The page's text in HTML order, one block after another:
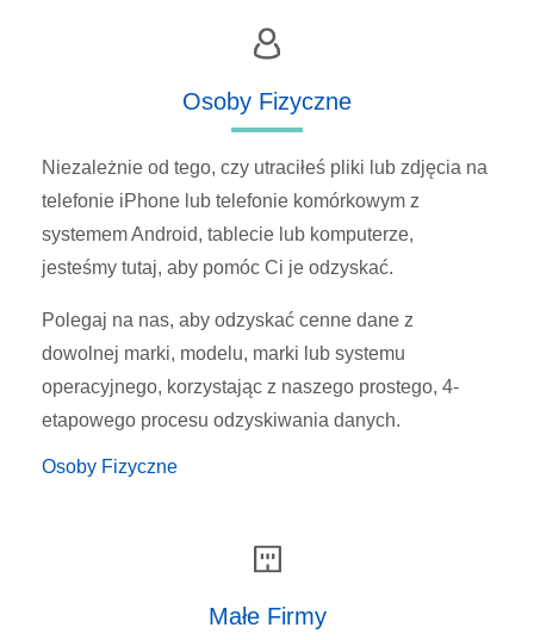
Osoby Fizyczne
Niezależnie od tego, czy utraciłeś pliki lub zdjęcia na
telefonie iPhone lub telefonie komórkowym z
systemem Android, tablecie lub komputerze,
jesteśmy tutaj, aby pomóc Ci je odzyskać.
Polegaj na nas, aby odzyskać cenne dane z
dowolnej marki, modelu, marki lub systemu
operacyjnego, korzystając z naszego prostego, 4-
etapowego procesu odzyskiwania danych.
Osoby Fizyczne
Małe Firmy